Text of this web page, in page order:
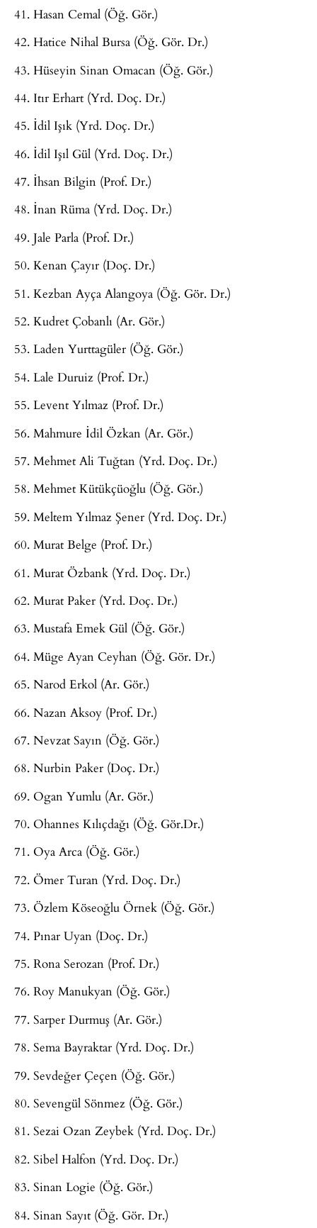
41. Hasan Cemal (Öğ. Gör.)
42. Hatice Nihal Bursa (Öğ. Gör. Dr.)
43. Hüseyin Sinan Omacan (Öğ. Gör.)
44. Itır Erhart (Yrd. Doç. Dr.)
45. İdil Işık (Yrd. Doç. Dr.)
46. İdil Işıl Gül (Yrd. Doç. Dr.)
47. İhsan Bilgin (Prof. Dr.)
48. İnan Rüma (Yrd. Doç. Dr.)
49. Jale Parla (Prof. Dr.)
50. Kenan Çayır (Doç. Dr.)
51. Kezban Ayça Alangoya (Öğ. Gör. Dr.)
52. Kudret Çobanlı (Ar. Gör.)
53. Laden Yurttagüler (Öğ. Gör.)
54. Lale Duruiz (Prof. Dr.)
55. Levent Yılmaz (Prof. Dr.)
56. Mahmure İdil Özkan (Ar. Gör.)
57. Mehmet Ali Tuğtan (Yrd. Doç. Dr.)
58. Mehmet Kütükçüoğlu (Öğ. Gör.)
59. Meltem Yılmaz Şener (Yrd. Doç. Dr.)
60. Murat Belge (Prof. Dr.)
61. Murat Özbank (Yrd. Doç. Dr.)
62. Murat Paker (Yrd. Doç. Dr.)
63. Mustafa Emek Gül (Öğ. Gör.)
64. Müge Ayan Ceyhan (Öğ. Gör. Dr.)
65. Narod Erkol (Ar. Gör.)
66. Nazan Aksoy (Prof. Dr.)
67. Nevzat Sayın (Öğ. Gör.)
68. Nurbin Paker (Doç. Dr.)
69. Ogan Yumlu (Ar. Gör.)
70. Ohannes Kılıçdağı (Öğ. Gör.Dr.)
71. Oya Arca (Öğ. Gör.)
72. Ömer Turan (Yrd. Doç. Dr.)
73. Özlem Köseoğlu Örnek (Öğ. Gör.)
74. Pınar Uyan (Doç. Dr.)
75. Rona Serozan (Prof. Dr.)
76. Roy Manukyan (Öğ. Gör.)
77. Sarper Durmuş (Ar. Gör.)
78. Sema Bayraktar (Yrd. Doç. Dr.)
79. Sevdeğer Çeçen (Öğ. Gör.)
80. Sevengül Sönmez (Öğ. Gör.)
81. Sezai Ozan Zeybek (Yrd. Doç. Dr.)
82. Sibel Halfon (Yrd. Doç. Dr.)
83. Sinan Logie (Öğ. Gör.)
84. Sinan Sayıt (Öğ. Gör. Dr.)